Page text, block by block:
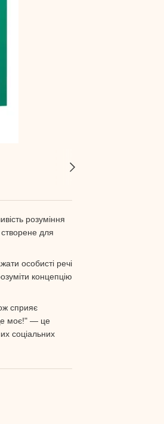
розуміння
для
особисті речі
концепцію
сприяє
моє!" — це
соціальних